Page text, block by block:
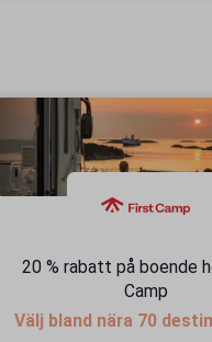
20 % rabatt på boende
Camp
Välj bland nära 70